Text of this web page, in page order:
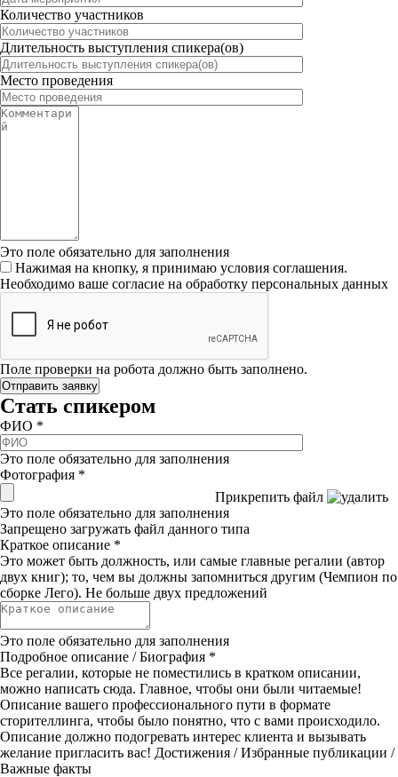
Количество участников
Длительность выступления спикера(ов)
Место проведения
Это поле обязательно для заполнения
Нажимая на кнопку, я принимаю условия соглашения.
Необходимо ваше согласие на обработку персональных данных
Поле проверки на робота должно быть заполнено.
Стать спикером
ФИО *
Это поле обязательно для заполнения
Фотография *
Прикрепить файл
Это поле обязательно для заполнения
Запрещено загружать файл данного типа
Краткое описание *
Это может быть должность, или самые главные регалии (автор
двух книг); то, чем вы должны запомниться другим (Чемпион по
сборке Лего). Не больше двух предложений
Это поле обязательно для заполнения
Подробное описание / Биография *
Все регалии, которые не поместились в кратком описании,
можно написать сюда. Главное, чтобы они были читаемые!
Описание вашего профессионального пути в формате
сторителлинга, чтобы было понятно, что с вами происходило.
Описание должно подогревать интерес клиента и вызывать
желание пригласить вас! Достижения / Избранные публикации /
Важные факты